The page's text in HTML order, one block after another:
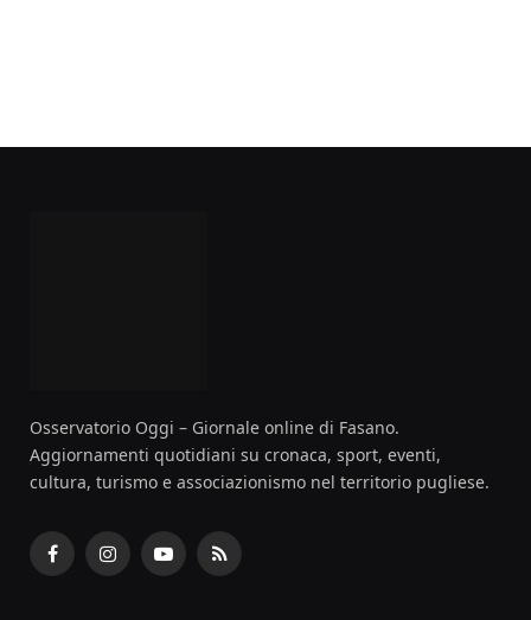
Osservatorio Oggi – Giornale online di Fasano.
Aggiornamenti quotidiani su cronaca, sport, eventi,
cultura, turismo e associazionismo nel territorio pugliese.
FacebookInstagramYouTubeRSS